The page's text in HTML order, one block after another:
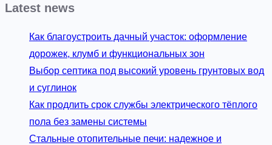
Latest news
Как благоустроить дачный участок: оформление
дорожек, клумб и функциональных зон
Выбор септика под высокий уровень грунтовых вод
и суглинок
Как продлить срок службы электрического тёплого
пола без замены системы
Стальные отопительные печи: надежное и